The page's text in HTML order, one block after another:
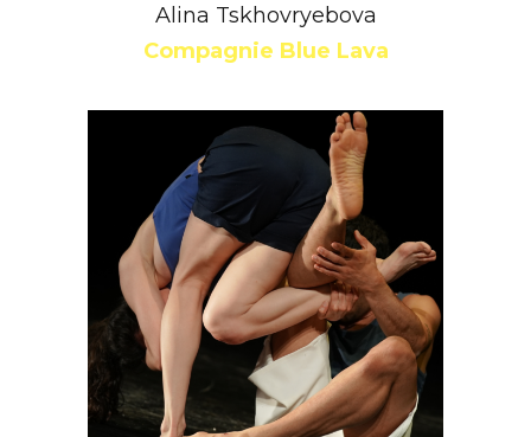
Alina Tskhovryebova
Compagnie Blue Lava